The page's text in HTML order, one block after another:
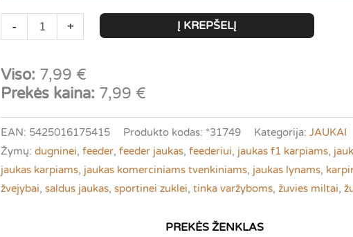
-
produkto
kiekis:
F1
karpiams
|
VDE
-
Carpmaster
F1
+ Į KREPŠELĮ
Viso: 7,99 €
Prekės kaina: 7,99 €
EAN: 5425016175415 Produkto kodas: *31749 Kategorija: JAUKAI
Žymų: dugninei feeder, feeder jaukas, feederiui jaukas f1 karpiams,
jaukas karpiams, jaukas komerciniams tvenkiniams, jaukas lynams,
žvejybai saldus jaukas, sportinei zuklei tinka varžyboms, žuvies miltai